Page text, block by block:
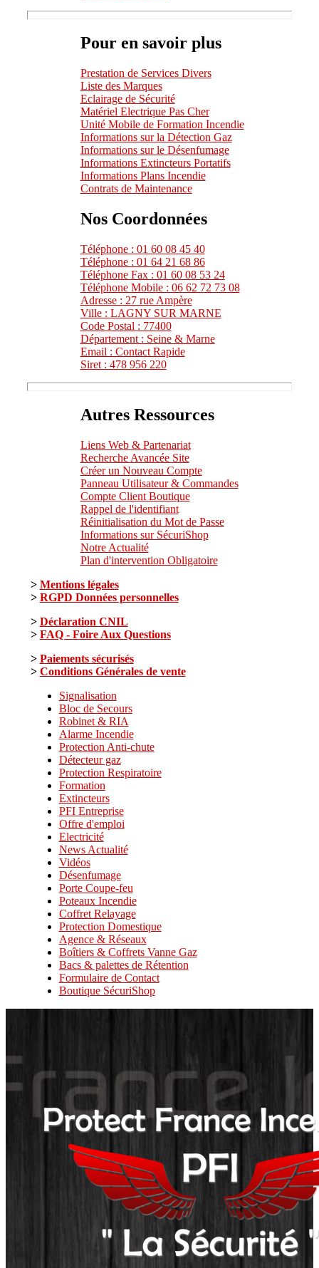
Pour en savoir plus
Prestation de Services Divers
Liste des Marques
Eclairage de Sécurité
Matériel Electrique Pas Cher
Unité Mobile de Formation Incendie
Informations sur la Détection Gaz
Informations sur le Désenfumage
Informations Extincteurs Portatifs
Informations Plans Incendie
Contrats de Maintenance
Nos Coordonnées
Téléphone : 01 60 08 45 40
Téléphone : 01 64 21 68 86
Téléphone Fax : 01 60 08 53 24
Téléphone Mobile : 06 62 72 73 08
Adresse : 27 rue Ampère
Ville : LAGNY SUR MARNE
Code Postal : 77400
Département : Seine & Marne
Email : Contact Rapide
Siret : 478 956 220
Autres Ressources
Liens Web & Partenariat
Recherche Avancée Site
Créer un Nouveau Compte
Panneau Utilisateur & Commandes
Compte Client Boutique
Rappel de l'identifiant
Réinitialisation du Mot de Passe
Informations sur SécuriShop
Notre Actualité
Plan d'intervention Obligatoire
> Mentions légales
> RGPD Données personnelles
> Déclaration CNIL
> FAQ - Foire Aux Questions
> Paiements sécurisés
> Conditions Générales de vente
Signalisation
Bloc de Secours
Robinet & RIA
Alarme Incendie
Protection Anti-chute
Détecteur gaz
Protection Respiratoire
Formation
Extincteurs
PFI Entreprise
Offre d'emploi
Electricité
News Actualité
Vidéos
Désenfumage
Porte Coupe-feu
Poteaux Incendie
Coffret Relayage
Protection Domestique
Agence & Réseaux
Boîtiers & Coffrets Vanne Gaz
Bacs & palettes de Rétention
Formulaire de Contact
Boutique SécuriShop